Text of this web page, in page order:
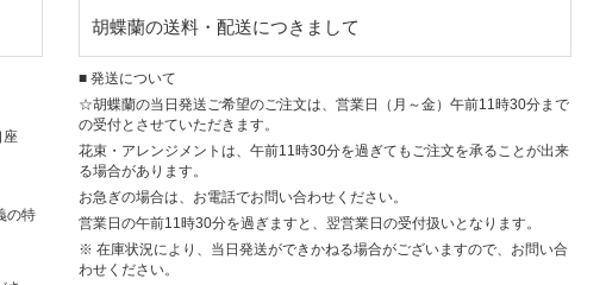
座
の特
胡蝶蘭の送料・配送につきまして
■ 発送について
☆胡蝶蘭の当日発送ご希望のご注文は、営業日（月～金）午前11時30分まで
の受付とさせていただきます。
花束・アレンジメントは、午前11時30分を過ぎてもご注文を承ることが出来
る場合があります。
お急ぎの場合は、お電話でお問い合わせください。
営業日の午前11時30分を過ぎますと、翌営業日の受付扱いとなります。
※ 在庫状況により、当日発送ができかねる場合がございますので、お問い合
わせください。